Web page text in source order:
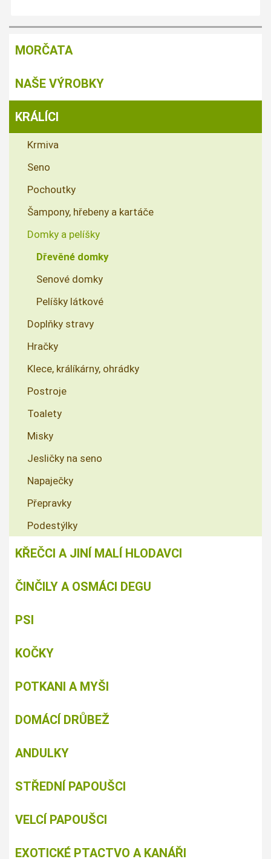
MORČATA
NAŠE VÝROBKY
KRÁLÍCI
Krmiva
Seno
Pochoutky
Šampony, hřebeny a kartáče
Domky a pelíšky
Dřevěné domky
Senové domky
Pelíšky látkové
Doplňky stravy
Hračky
Klece, králíkárny, ohrádky
Postroje
Toalety
Misky
Jesličky na seno
Napaječky
Přepravky
Podestýlky
KŘEČCI A JINÍ MALÍ HLODAVCI
ČINČILY A OSMÁCI DEGU
PSI
KOČKY
POTKANI A MYŠI
DOMÁCÍ DRŮBEŽ
ANDULKY
STŘEDNÍ PAPOUŠCI
VELCÍ PAPOUŠCI
EXOTICKÉ PTACTVO A KANÁŘI